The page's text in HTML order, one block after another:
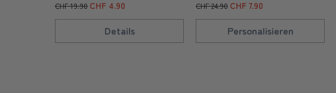
CHF 19.90 CHF 4.90
Details
CHF 24.90 CHF 7.90
Personalisieren